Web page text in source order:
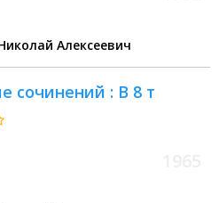
Алексеевич
сочинений : В 8 т